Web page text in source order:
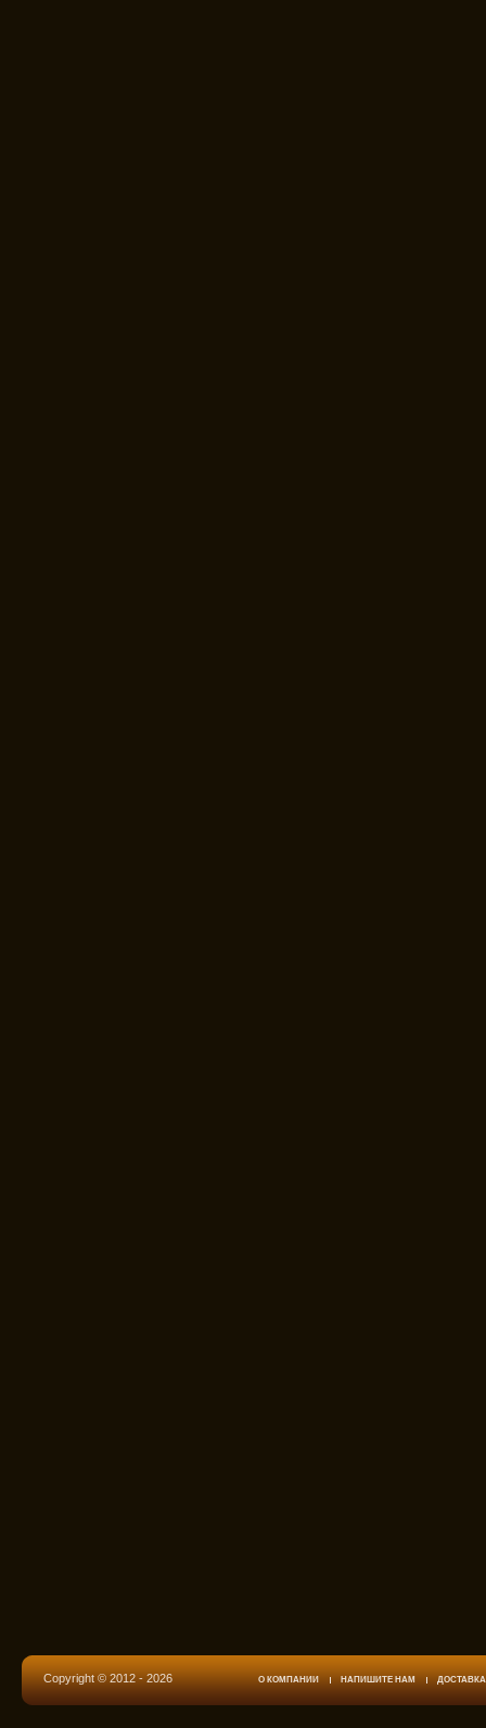
О КОМПАНИИ НАПИШИТЕ НАМ ДОСТАВКА
Copyright © 2012 - 2026